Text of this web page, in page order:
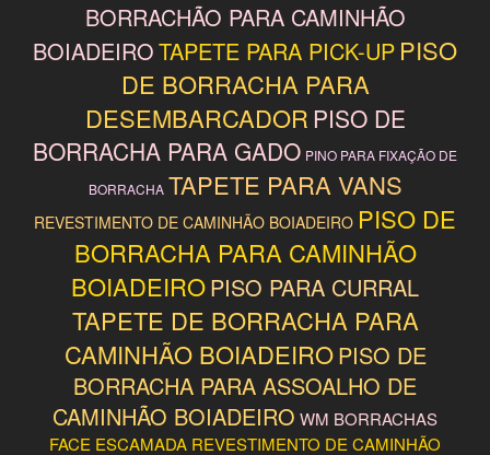
BORRACHÃO PARA CAMINHÃO
BOIADEIROTAPETE PARA PICK-UP PISO
DE BORRACHA PARA
DESEMBARCADOR PISO DE
BORRACHA PARA GADO PINO PARA FIXAÇÃO DE
BORRACHA TAPETE PARA VANS
REVESTIMENTO DE CAMINHÃO BOIADEIRO PISO DE
BORRACHA PARA CAMINHÃO
BOIADEIROPISO PARA CURRAL
TAPETE DE BORRACHA PARA
CAMINHÃO BOIADEIROPISO DE
BORRACHA PARA ASSOALHO DE
CAMINHÃO BOIADEIRO WM BORRACHAS
FACE ESCAMADA REVESTIMENTO DE CAMINHÃO